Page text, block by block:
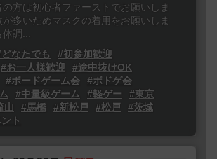
方は初心者ファーストでお願いしま
多いためマスクの着用をお願いしま
調...
なたでも
#初参加歓迎
#お一人様歓迎
#途中抜けOK
#ボードゲーム会
#ボドゲ会
#中量級ゲーム #軽ゲー
#東京
山 #馬橋 #新松戸 #松戸
#茨城
ト